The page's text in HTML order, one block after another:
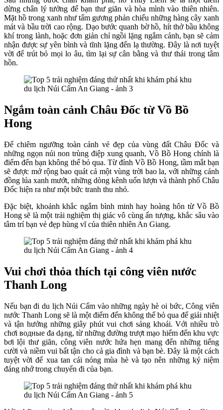
dừng chân lý tưởng để bạn thư giãn và hòa mình vào thiên nhiên.
Mặt hồ trong xanh như tấm gương phản chiếu những hàng cây xanh
mát và bầu trời cao rộng. Dạo bước quanh bờ hồ, hít thở bầu không
khí trong lành, hoặc đơn giản chỉ ngồi lặng ngắm cảnh, bạn sẽ cảm
nhận được sự yên bình và tĩnh lặng đến lạ thường. Đây là nơi tuyệt
vời để trút bỏ mọi lo âu, tìm lại sự cân bằng và thư thái trong tâm
hồn.
Ngắm toàn cảnh Châu Đốc từ Vồ Bồ
Hong
Để chiêm ngưỡng toàn cảnh vẻ đẹp của vùng đất Châu Đốc và
những ngọn núi non trùng điệp xung quanh, Vồ Bồ Hong chính là
điểm đến bạn không thể bỏ qua. Từ đỉnh Vồ Bồ Hong, tầm mắt bạn
sẽ được mở rộng bao quát cả một vùng trời bao la, với những cánh
đồng lúa xanh mướt, những dòng kênh uốn lượn và thành phố Châu
Đốc hiện ra như một bức tranh thu nhỏ.
Đặc biệt, khoảnh khắc ngắm bình minh hay hoàng hôn từ Vồ Bồ
Hong sẽ là một trải nghiệm thị giác vô cùng ấn tượng, khắc sâu vào
tâm trí bạn vẻ đẹp hùng vĩ của thiên nhiên An Giang.
Vui chơi thỏa thích tại công viên nước
Thanh Long
Nếu bạn đi du lịch Núi Cấm vào những ngày hè oi bức, Công viên
nước Thanh Long sẽ là một điểm đến không thể bỏ qua để giải nhiệt
và tận hưởng những giây phút vui chơi sảng khoái. Với nhiều trò
chơi водные đa dạng, từ những đường trượt mạo hiểm đến khu vực
bơi lội thư giãn, công viên nước hứa hẹn mang đến những tiếng
cười và niềm vui bất tận cho cả gia đình và bạn bè. Đây là một cách
tuyệt vời để xua tan cái nóng mùa hè và tạo nên những kỷ niệm
đáng nhớ trong chuyến đi của bạn.